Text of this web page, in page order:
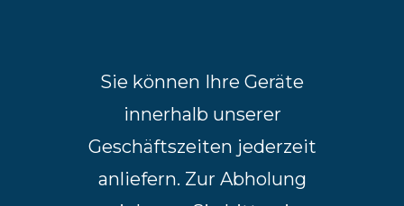
Sie können Ihre Geräte
innerhalb unserer
Geschäftszeiten jederzeit
anliefern. Zur Abholung